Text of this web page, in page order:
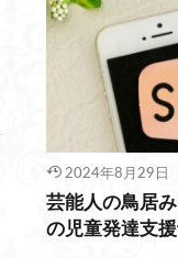
2024年8月29日
芸能人の鳥居
の児童発達支援